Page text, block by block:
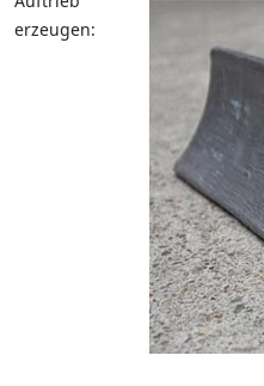
erzeugen: